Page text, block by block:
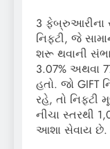
3 ફેબ્રુઆરીના
નિફ્ટી, જે
શરૂ થવાની
3.07% અથવા
હતો. જો GIFT
રહે, તો
નીચા સ્તરથી
આશા સેવાય છે.